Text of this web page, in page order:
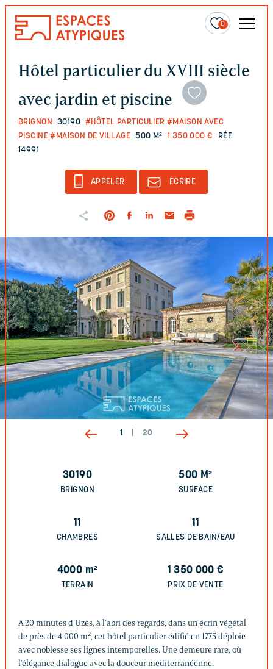
0
Hôtel particulier du XVIII siècle
avec jardin et piscine
BRIGNON 30190 #HÔTEL PARTICULIER #MAISON AVEC
PISCINE #MAISON DE VILLAGE 500 M² 1 350 000 €
RÉF.
14991
APPELER ÉCRIRE
1 20
30190
BRIGNON
500 M²
SURFACE
11
CHAMBRES
11
SALLES DE BAIN/EAU
4000 m²
TERRAIN
1 350 000€
PRIX DE VENTE
A 20 minutes d’Uzès, à l’abri des regards, dans un écrin végétal
de près de 4 000 m², cet hôtel particulier édifié en 1775 déploie
avec noblesse ses lignes intemporelles. Une demeure rare, où
l’élégance dialogue avec la douceur méditerranéenne.